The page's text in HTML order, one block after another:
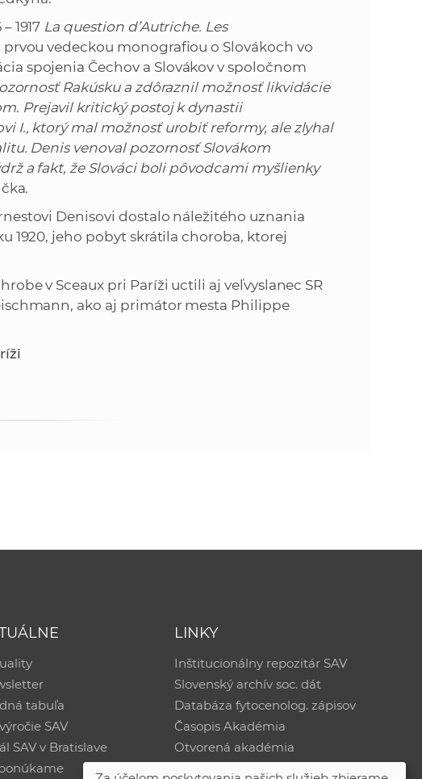
1917 La question d’Autriche. Les
prvou vedeckou monografiou o Slovákoch vo
spojenia Čechov a Slovákov v spoločnom
Rakúsku a zdôraznil možnosť likvidácie
Prejavil kritický postoj k dynastii
I., ktorý mal možnosť urobiť reformy, ale zlyhal
Denis venoval pozornosť Slovákom
a fakt, že Slováci boli pôvodcami myšlienky
Denisovi dostalo náležitého uznania
1920, jeho pobyt skrátila choroba, ktorej
v Sceaux pri Paríži uctili aj veľvyslanec SR
ako aj primátor mesta Philippe
tabuľa
SAV
SAV v Bratislave
LINKY
Inštitucionálny repozitár SAV
Slovenský archív soc. dát
Databáza fytocenolog. zápisov
Časopis Akadémia
Otvorená akadémia